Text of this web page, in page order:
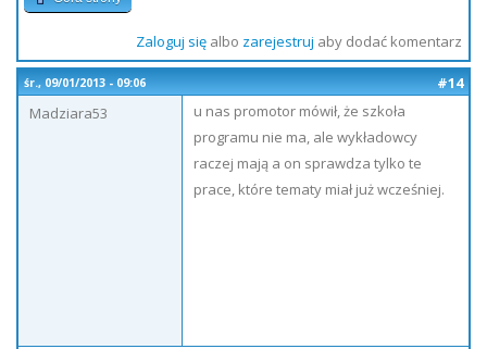
Zaloguj sięalbo zarejestruj aby dodać komentarz
śr., 09/01/2013 - 09:06
#14
Madziara53
u nas promotor mówił, że szkoła
programu nie ma, ale wykładowcy
raczej mają a on sprawdza tylko te
prace, które tematy miał już wcześniej.